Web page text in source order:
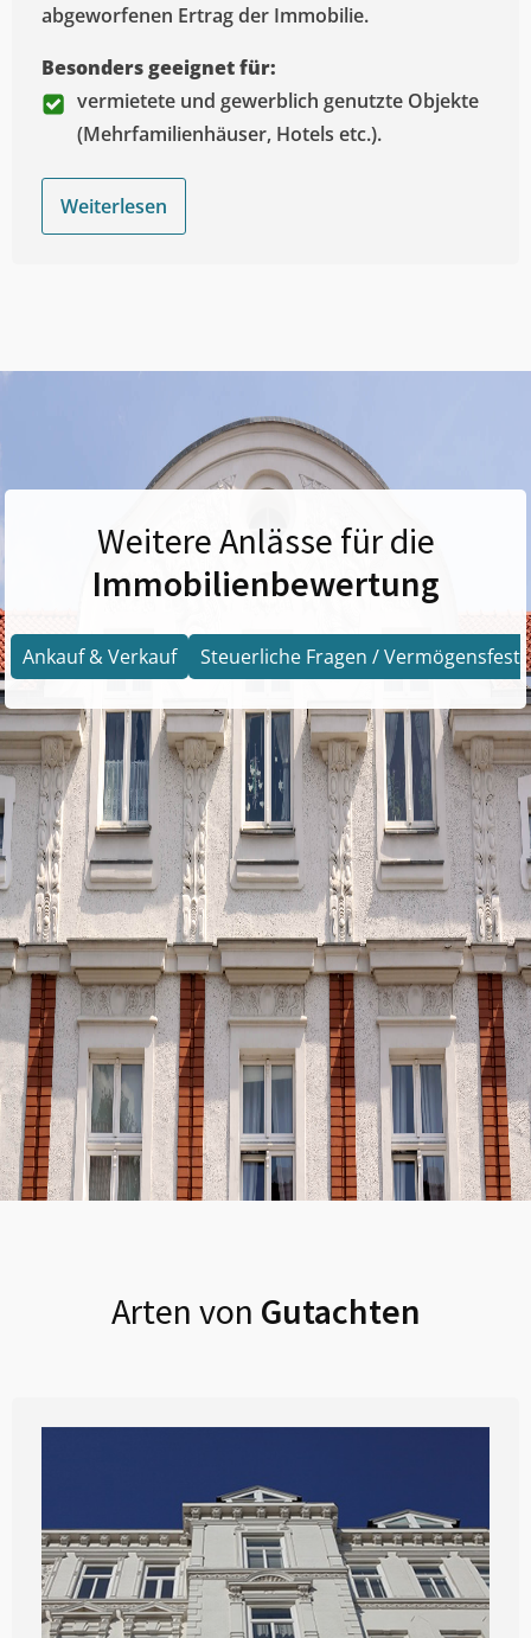
abgeworfenen Ertrag der Immobilie.
Besonders geeignet für:
vermietete und gewerblich genutzte Objekte
(Mehrfamilienhäuser, Hotels etc.).
Weiterlesen
Weitere Anlässe für die
Immobilienbewertung
Ankauf & Verkauf Steuerliche Fragen /
Arten von Gutachten